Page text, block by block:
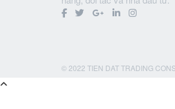
© 2022 TIEN DAT TRADING